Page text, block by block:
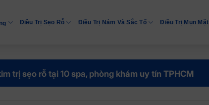
Điều Trị Sẹo Rỗ Điều Trị Nám Và Sắc Tố Điều Trị Mụn Mặt
trị sẹo rỗ tại 10 spa, phòng khám uy tín TPHCM